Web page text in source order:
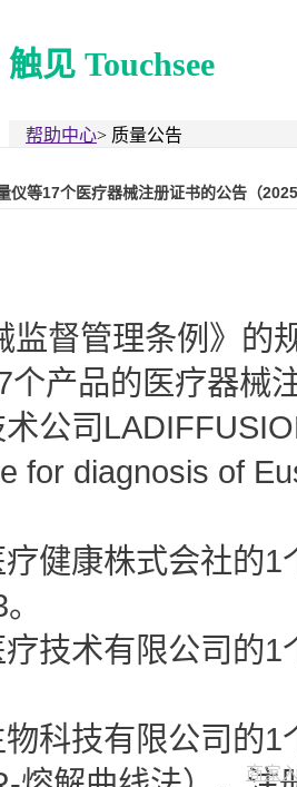
触见 Touchsee
帮助中心> 质量公告
等17个医疗器械注册证书的公告（2025
督管理条例》的
产品的医疗器械注
公司
for diagnosis of
健康株式会社的
技术有限公司的
科技有限公司的
商家